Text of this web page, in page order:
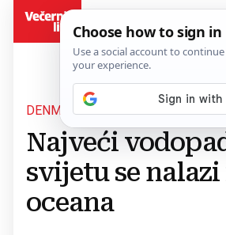
DENMARK STRAIT
Najveći
svijetu se
oceana